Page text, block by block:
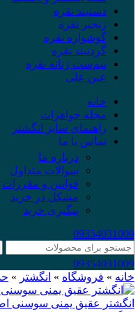
دستبند نقره
زنجیر نقره
گوشواره نقره
گردنبند نقره
نیم‌ست زنانه نقره
عین علی
خانه
مجله جواهرات
راهنمای سایز انگشتر
تماس با ما
درباره ما
سوالات متداول
قوانین و مقررات
مشکل در خرید
پیگیری خرید
09354031009
09354031009
خانه » فروشگاه » انگشتر »
انگشتر عقیق یمنی سوسنی